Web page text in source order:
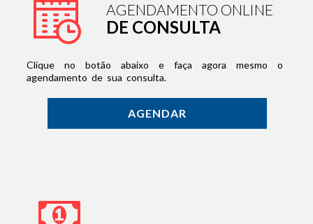
AGENDAMENTO ONLINE
DE CONSULTA
Clique no botão abaixo e faça agora mesmo o
agendamento de sua consulta.
AGENDAR